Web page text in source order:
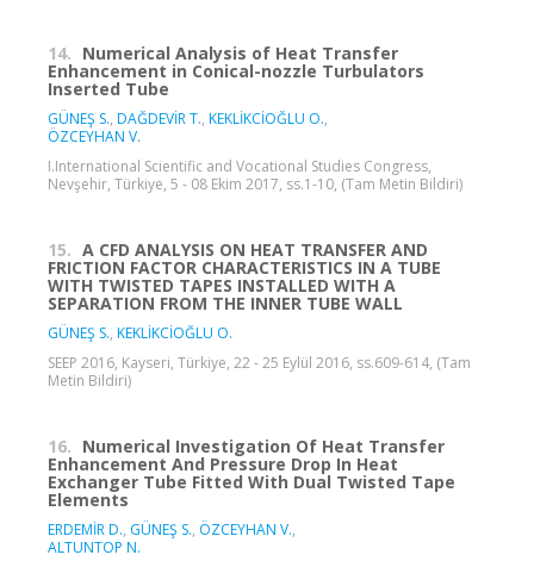
14. Numerical Analysis of Heat Transfer
Enhancement in Conical-nozzle Turbulators
Inserted Tube
GÜNEŞ S., DAĞDEVİR T., KEKLİKCİOĞLU O.,
ÖZCEYHAN V.
I.International Scientific and Vocational Studies Congress,
Nevşehir, Türkiye, 5 - 08 Ekim 2017, ss.1-10, (Tam Metin Bildiri)
15. A CFD ANALYSIS ON HEAT TRANSFER AND
FRICTION FACTOR CHARACTERISTICS IN A TUBE
WITH TWISTED TAPES INSTALLED WITH A
SEPARATION FROM THE INNER TUBE WALL
GÜNEŞ S., KEKLİKCİOĞLU O.
SEEP 2016, Kayseri, Türkiye, 22 - 25 Eylül 2016, ss.609-614, (Tam
Metin Bildiri)
16. Numerical Investigation Of Heat Transfer
Enhancement And Pressure Drop In Heat
Exchanger Tube Fitted With Dual Twisted Tape
Elements
ERDEMİR D., GÜNEŞ S., ÖZCEYHAN V.,
ALTUNTOP N.